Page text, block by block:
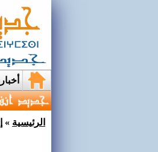
أخبار
الرئيسية »